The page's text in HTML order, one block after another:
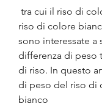
riso di colore
sono interessate a
differenza di peso
di riso. In questo
di peso del riso di
bianco